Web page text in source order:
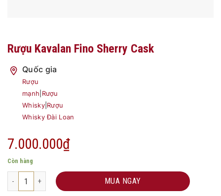
Rượu Kavalan Fino Sherry Cask
Quốc gia
Rượu
mạnh Rượu
Whisky| Rượu
Whisky Đài Loan
7.000.000₫
Còn hàng
Rượu Kavalan Fino Sherry Cask số lượng
MUA NGAY